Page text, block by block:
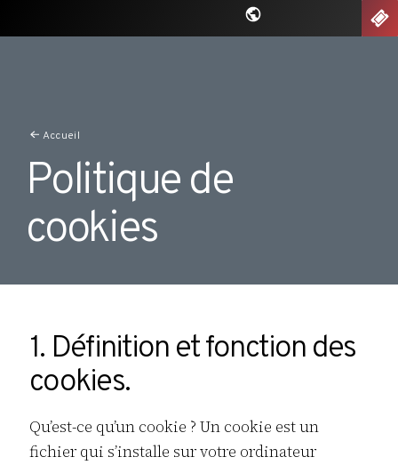
au
Accueil
Politique de
cookies
1. Définition et fonction des
cookies.
Qu’est-ce qu’un cookie ? Un cookie est un
fichier qui s’installe sur votre ordinateur